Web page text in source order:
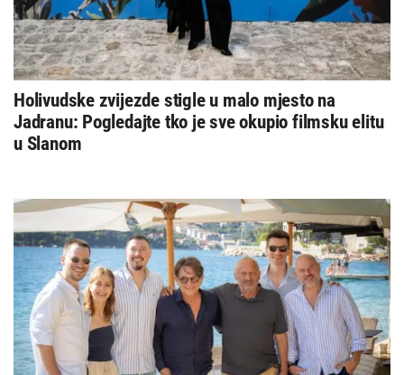
Holivudske zvijezde stigle u malo mjesto na
Jadranu: Pogledajte tko je sve okupio filmsku elitu
u Slanom